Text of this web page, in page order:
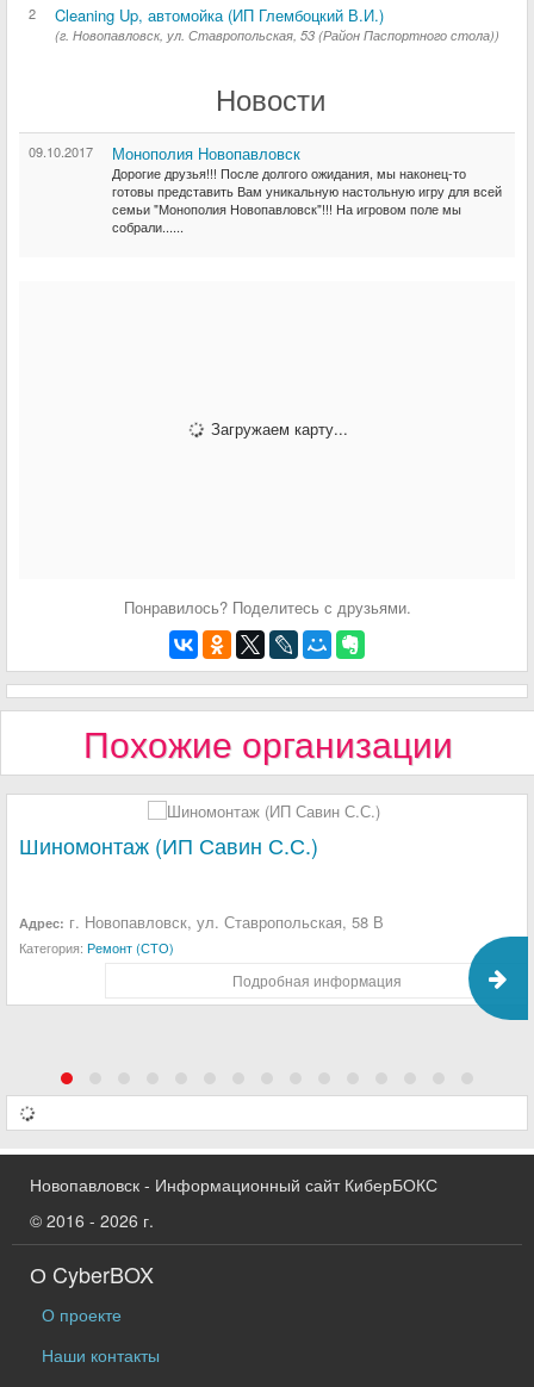
2 Cleaning Up, автомойка (ИП Глембоцкий В.И.)
(г. Новопавловск, ул. Ставропольская, 53 (Район Паспортного стола))
Новости
09.10.2017 Монополия Новопавловск
Дорогие друзья!!! После долгого ожидания, мы наконец-то
готовы представить Вам уникальную настольную игру для всей
семьи "Монополия Новопавловск"!!! На игровом поле мы
собрали......
Загружаем карту...
Понравилось? Поделитесь с друзьями.
Похожие организации
Шиномонтаж (ИП Савин С.С.)
Адрес: г. Новопавловск, ул. Ставропольская, 58 В
Категория: Ремонт (СТО)
Подробная информация
Новопавловск - Информационный сайт КиберБОКС
© 2016 - 2026 г.
О CyberBOX
О проекте
Наши контакты